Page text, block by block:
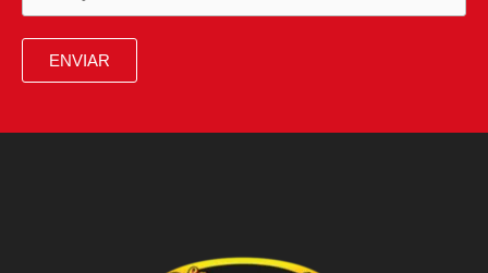
ENVIAR